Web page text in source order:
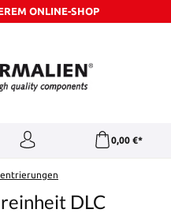
ONLINE-SHOP
0,00 €*
DLC